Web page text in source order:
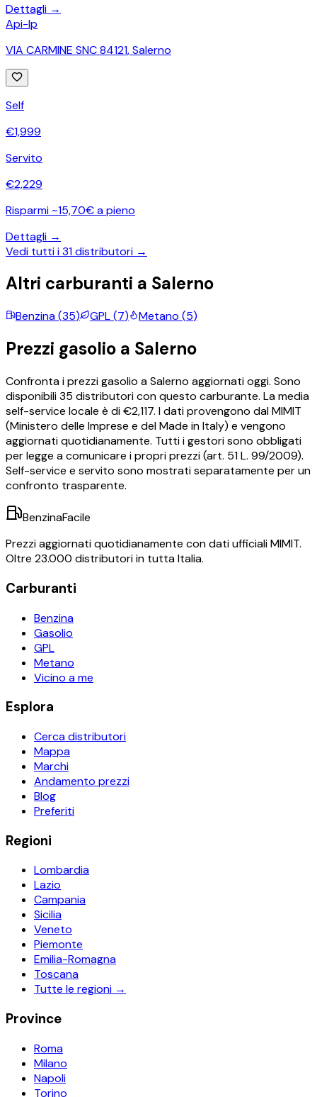
Dettagli →
Api-Ip
VIA CARMINE SNC 84121,Salerno
Self
€1,999
Servito
€2,229
Risparmi ~15,70€ a pieno
Dettagli →
Vedi tutti i31distributori →
Altri carburanti a Salerno
Benzina(35) GPL(7) Metano (5)
Prezzi gasolio a Salerno
Confronta i prezzigasolio aSalerno aggiornati oggi. Sono
disponibili35 distributori con questo carburante. La media
self-service locale è di €2,117. I dati provengono dal MIMIT
(Ministero delle Imprese e del Made in Italy) e vengono
aggiornati quotidianamente. Tutti i gestori sono obbligati
per legge a comunicare i propri prezzi (art. 51 L. 99/2009).
Self-service e servito sono mostrati separatamente per un
confronto trasparente.
BenzinaFacile
Prezzi aggiornati quotidianamente con dati ufficiali MIMIT.
Oltre 23.000 distributori in tutta Italia.
Carburanti
Benzina
Gasolio
GPL
Metano
Vicino a me
Esplora
Cerca distributori
Mappa
Marchi
Andamento prezzi
Blog
Preferiti
Regioni
Lombardia
Lazio
Campania
Sicilia
Veneto
Piemonte
Emilia-Romagna
Toscana
Tutte le regioni →
Province
Roma
Milano
Napoli
Torino